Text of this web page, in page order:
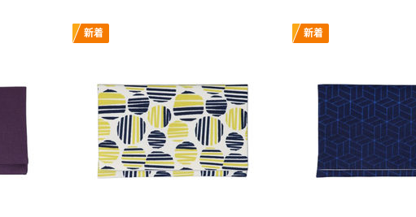
新着 新着
付バスケット
（税込）
タマリビング マ
イキー ダイニン
グベンチ 幅
900mm ブラウ
スマイル NEW
人気商品
トヨダプロダク